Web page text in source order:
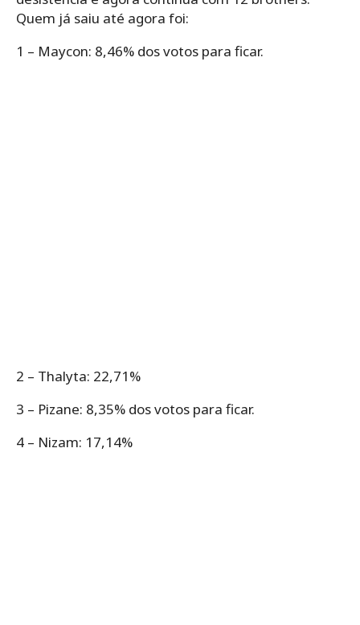
Quem já saiu até agora foi:
1 – Maycon: 8,46% dos votos para ficar.
2 – Thalyta: 22,71%
3 – Pizane: 8,35% dos votos para ficar.
4 – Nizam: 17,14%